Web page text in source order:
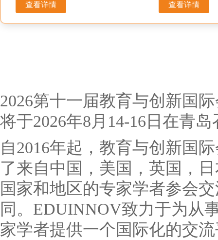
查看详情 查看详情
2026第十一届教育与创新国
将于2026年8月14-16日在青
自2016年起，教育与创新国
了来自中国，美国，英国，
国家和地区的专家学者参会
同。EDUINNOV致力于为从
家学者提供一个国际化的交